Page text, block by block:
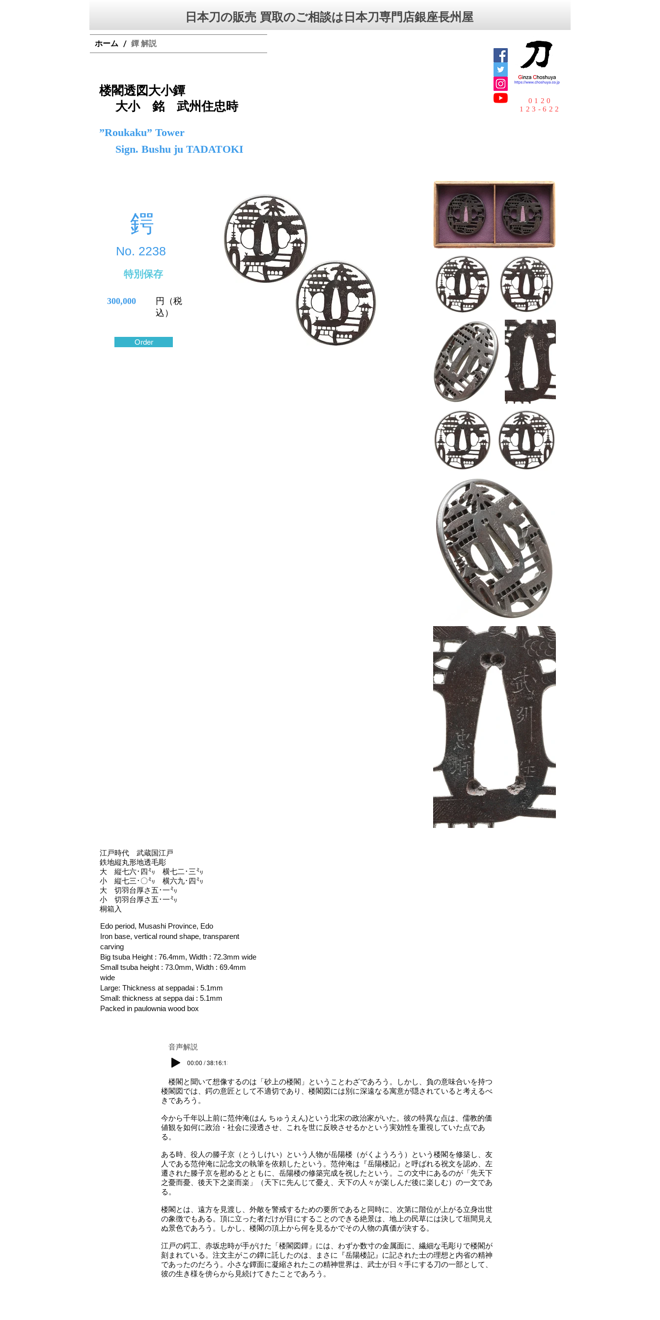
日本刀の販売 買取のご相談は日本刀専門店銀座⻑州屋
ホーム / 鐔 解説
楼閣透図大小鐔
大小 銘 武州住忠時
0120
123-622
”Roukaku” Tower
Sign. Bushu ju TADATOKI
鍔
No. 2238
特別保存
300,000
円（税
込）
Order
江戸時代 武蔵国江戸
鉄地縦丸形地透毛彫
大 縦七六･四㍉ 横七二･三㍉
小 縦七三･〇㍉ 横六九･四㍉
大 切羽台厚さ五･一㍉
小 切羽台厚さ五･一㍉
桐箱入
Edo period, Musashi Province, Edo
Iron base, vertical round shape, transparent
carving
Big tsuba Height : 76.4mm, Width : 72.3mm wide
Small tsuba height : 73.0mm, Width : 69.4mm
wide
Large: Thickness at seppadai : 5.1mm
Small: thickness at seppa dai : 5.1mm
Packed in paulownia wood box
​音声解説
00:00 / 38:16:13
楼閣と聞いて想像するのは「砂上の楼閣」ということわざであろう。しかし、負の意味合いを持つ
楼閣図では、鍔の意匠として不適切であり、楼閣図には別に深遠なる寓意が隠されていると考えるべ
きであろう。
今から千年以上前に范仲淹(はん ちゅうえん)という北宋の政治家がいた。彼の特異な点は、儒教的価
値観を如何に政治・社会に浸透させ、これを世に反映させるかという実効性を重視していた点であ
る。
ある時、役人の滕子京（とうしけい）という人物が岳陽楼（がくようろう）という楼閣を修築し、友
人である范仲淹に記念文の執筆を依頼したという。范仲淹は『岳陽楼記』と呼ばれる祝文を認め、左
遷された滕子京を慰めるとともに、岳陽楼の修築完成を祝したという。この文中にあるのが「先天下
之憂而憂、後天下之楽而楽」（天下に先んじて憂え、天下の人々が楽しんだ後に楽しむ）の一文であ
る。
楼閣とは、遠方を見渡し、外敵を警戒するための要所であると同時に、次第に階位が上がる立身出世
の象徴でもある。頂に立った者だけが目にすることのできる絶景は、地上の民草には決して垣間見え
ぬ景色であろう。しかし、楼閣の頂上から何を見るかでその人物の真価が決する。
江戸の鍔工、赤坂忠時が手がけた「楼閣図鐔」には、わずか数寸の金属面に、繊細な毛彫りで楼閣が
刻まれている。注文主がこの鐔に託したのは、まさに『岳陽楼記』に記された士の理想と内省の精神
であったのだろう。小さな鐔面に凝縮されたこの精神世界は、武士が日々手にする刀の一部として、
彼の生き様を傍らから見続けてきたことであろう。